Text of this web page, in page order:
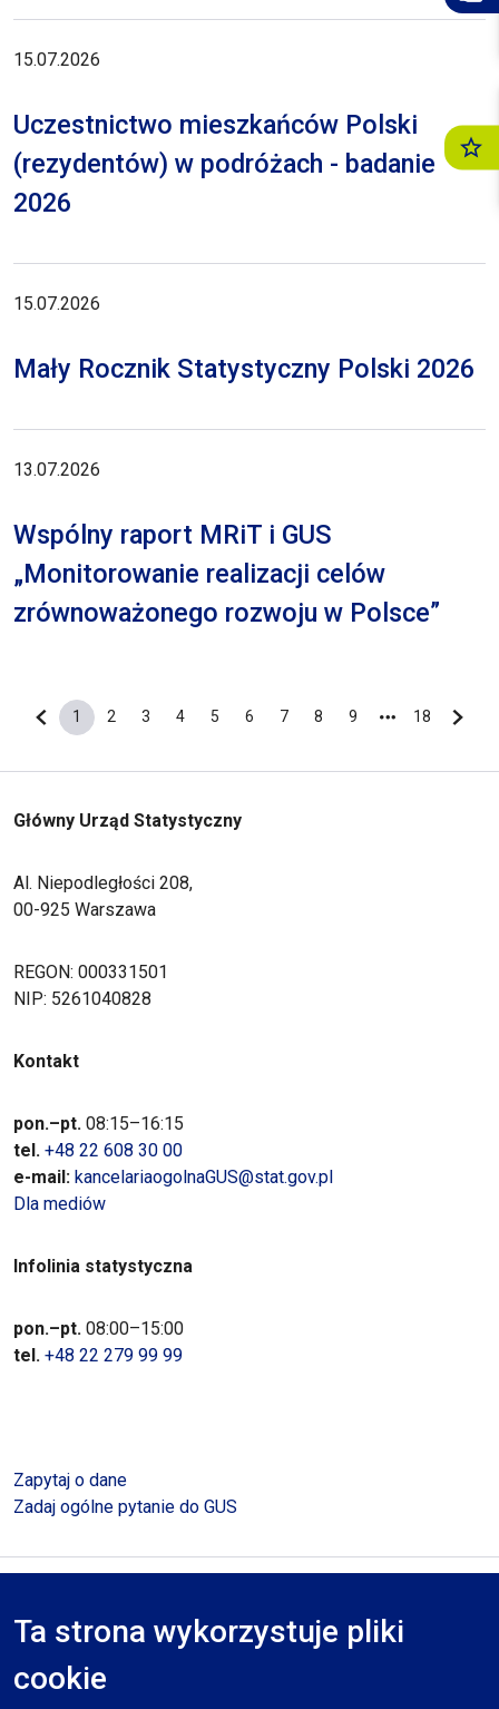
Ta strona wykorzystuje pliki
cookie
15.07.2026
Uczestnictwo mieszkańców Polski
(rezydentów) w podróżach - badanie
2026
15.07.2026
Mały Rocznik Statystyczny Polski 2026
13.07.2026
Wspólny raport MRiT i GUS
„Monitorowanie realizacji celów
zrównoważonego rozwoju w Polsce”
Poprzednia strona
Bieżąca strona
1
Strona
2
Strona
3
Strona
4
Strona
5
Strona
6
Strona
7
Strona
8
Strona
9
Ostatnia
18
Główny Urząd Statystyczny
Al. Niepodległości 208,
00-925 Warszawa
REGON: 000331501
NIP: 5261040828
Kontakt
pon.–pt. 08:15–16:15
tel. +48 22 608 30 00
e-mail: kancelariaogolnaGUS@stat.gov.pl
Dla mediów
Infolinia statystyczna
pon.–pt. 08:00–15:00
tel. +48 22 279 99 99
Zapytaj o dane
Zadaj ogólne pytanie do GUS
RODO